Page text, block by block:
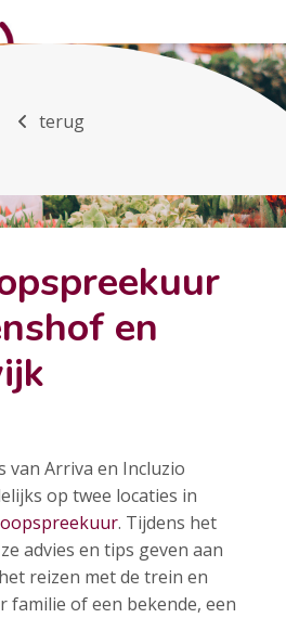
terug
en
van Arriva en Incluzio
op twee locaties in
. Tijdens het
advies en tips geven aan
reizen met de trein en
familie of een bekende, een